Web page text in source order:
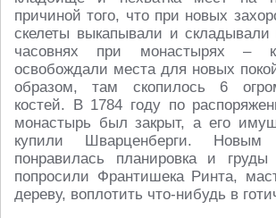
причиной того, что при новых
скелеты выкапывали и
часовнях при монастырях –
освобождали места для новых
образом, там скопилось 6
костей. В 1784 году по
монастырь был закрыт, а его
купили Шварценберги.
понравилась планировка и
попросили Франтишека Ринта,
дереву, воплотить что-нибудь в